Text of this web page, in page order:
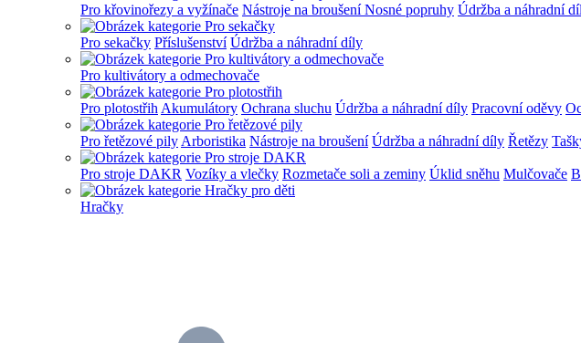
Pro křovinořezy a vyžínače Nástroje na broušeníNosné popruhy Údržba a náhradní
Pro sekačky Příslušenství Údržba a náhradní díly
Pro kultivátory a odmechovače
Pro plotostřih Akumulátory Ochrana sluchu Údržba a náhradní díly Pracovní oděvy
Pro řetězové pily Arboristika Nástroje na broušení Údržba a náhradní díly Řetězy
Pro stroje DAKR Vozíky a vlečky Rozmetače soli a zeminy Úklid sněhu Mulčovače
Hračky